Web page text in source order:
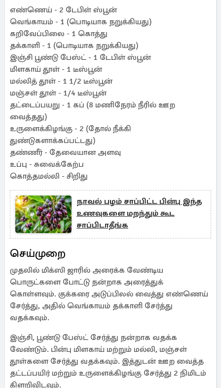
எண்ணெய் - 2 டேபிள் ஸ்பூன்
வெங்காயம் - 1 (பொடியாக நறுக்கியது)
கறிவேப்பிலை - 1 கொத்து
தக்காளி - 1 (பொடியாக நறுக்கியது)
இஞ்சி பூண்டு பேஸ்ட் - 1 டேபிள் ஸ்பூன்
மிளகாய் தூள் - 1 டீஸ்பூன்
மல்லித் தூள் - 1 1/2 டீஸ்பூன்
மஞ்சள் தூள் - 1/4 டீஸ்பூன்
தட்டைப்பயறு - 1 கப் (8 மணிநேரம் நீரில் ஊற
வைத்தது)
உருளைக்கிழங்கு - 2 (தோல் நீக்கி
துண்டுகளாக்கப்பட்டது)
தண்ணீர் - தேவையான அளவு
உப்பு - சுவைக்கேற்ப
கொத்தமல்லி - சிறிது
நாவல் பழம் சாப்பிட்ட பின்பு இந்த
உணவுகளை மறந்தும் கூட
சாப்பிடாதீங்க
செய்முறை
முதலில் மிக்ஸி ஜாரில் அரைக்க வேண்டிய
பொருட்களை போட்டு நன்றாக அரைத்துக்
கொள்ளவும். குக்கரை அடுப்பிலல் வைத்து எண்ணெய்
சேர்த்து, அதில் வெங்காயம் தக்காளி சேர்த்து
வதக்கவும்.
இஞ்சி, பூண்டு பேஸ்ட் சேர்த்து நன்றாக வதக்க
வேண்டும். பின்பு மிளகாய் மற்றும் மல்லி, மஞ்சள்
தூள்களை சேர்த்து வதக்கவும். இத்துடன் ஊற வைத்த
தட்டப்பயிர் மற்றும் உருளைக்கிழங்கு சேர்த்து 2 நிமிடம்
கிளறிவிடவும்.